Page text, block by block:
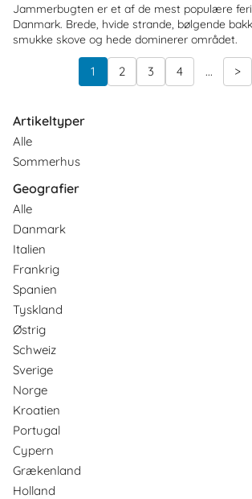
Jammerbugten er et af de mest populære
Danmark. Brede, hvide strande, bølgende
smukke skove og hede dominerer området.
1 2 3 4 ... >
Artikeltyper
Alle
Sommerhus
Geografier
Alle
Danmark
Italien
Frankrig
Spanien
Tyskland
Østrig
Schweiz
Sverige
Norge
Kroatien
Portugal
Cypern
Grækenland
Holland